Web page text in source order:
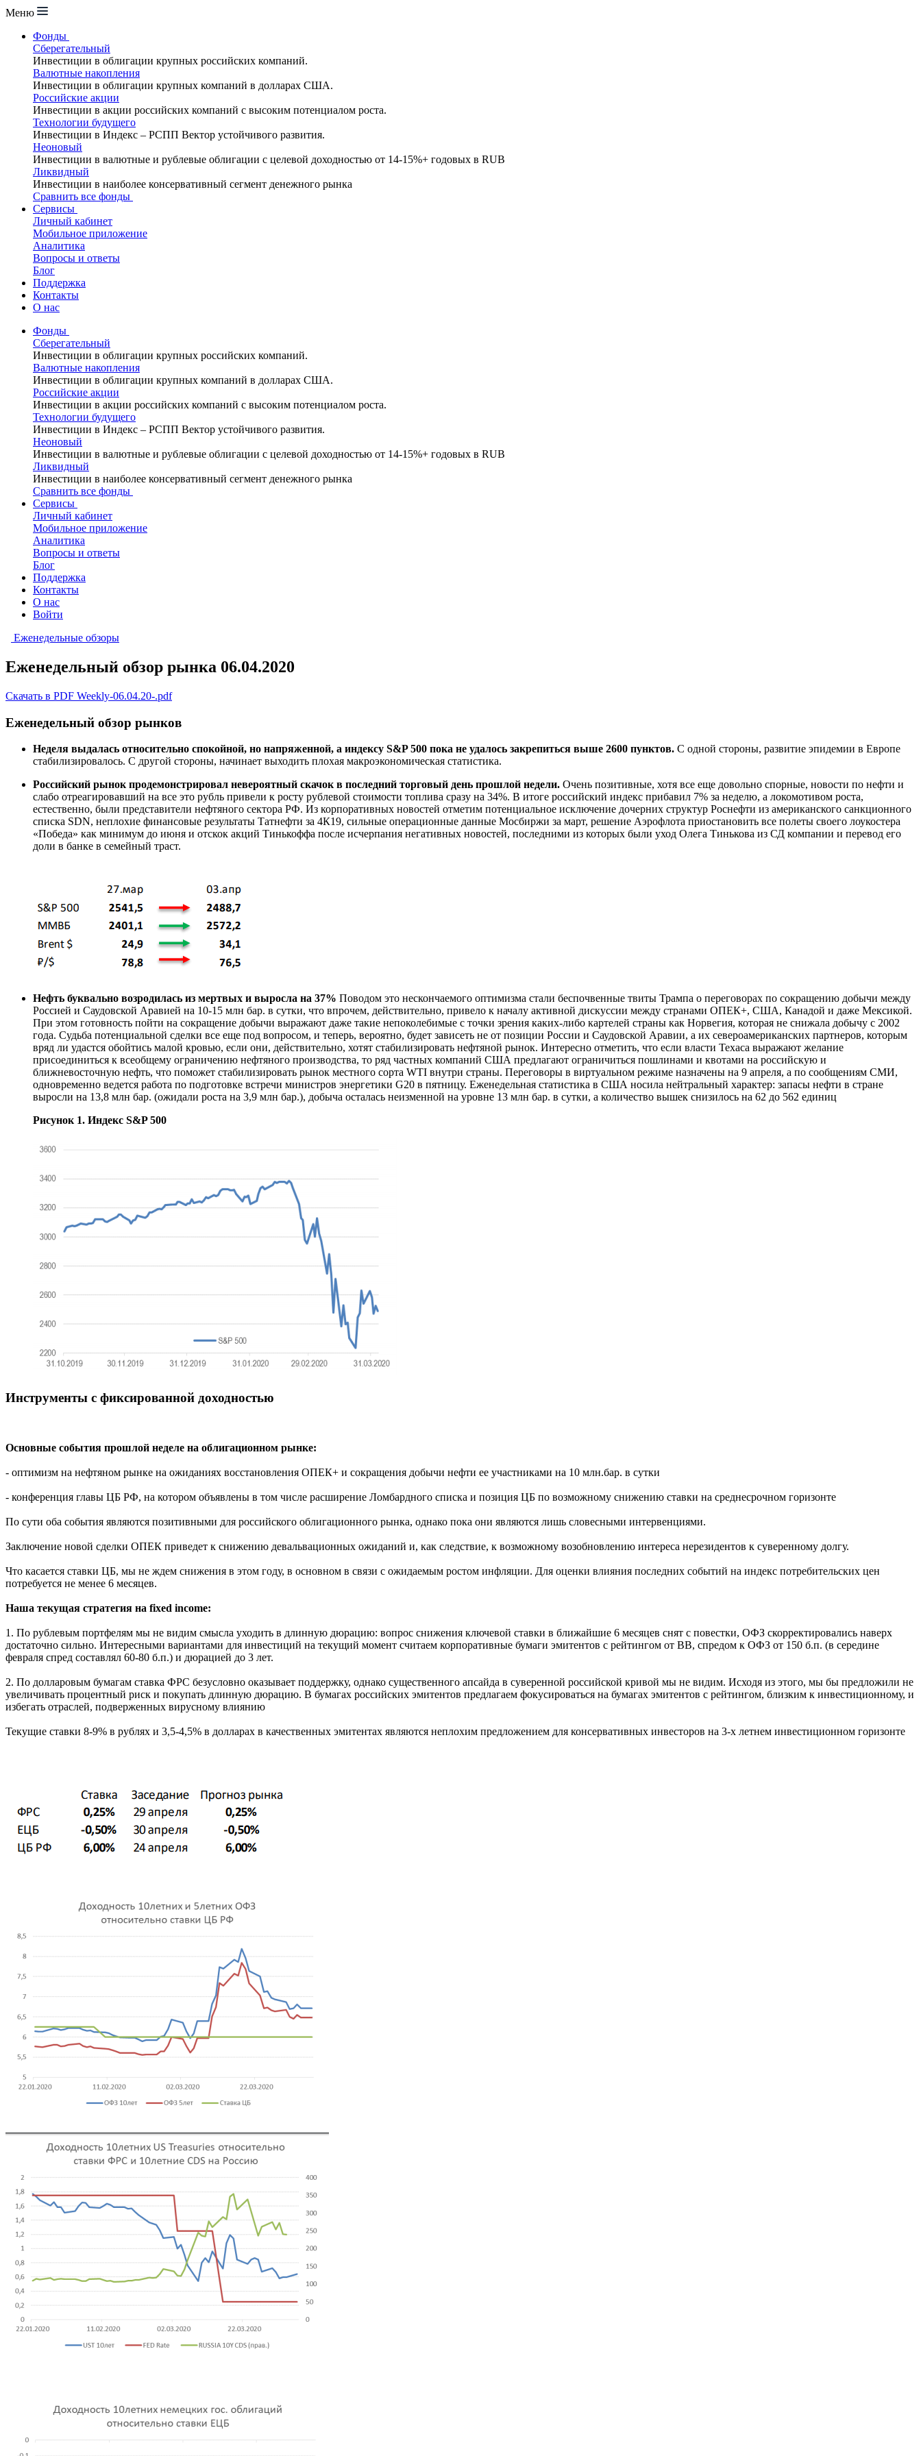
Меню
Фонды
Сберегательный
Инвестиции в облигации крупных российских компаний.
Валютные накопления
Инвестиции в облигации крупных компаний в долларах США.
Российские акции
Инвестиции в акции российских компаний с высоким потенциалом роста.
Технологии будущего
Инвестиции в Индекс – РСПП Вектор устойчивого развития.
Неоновый
Инвестиции в валютные и рублевые облигации с целевой доходностью от 14-15%+ годовых в RUB
Ликвидный
Инвестиции в наиболее консервативный сегмент денежного рынка
Сравнить все фонды
Сервисы
Личный кабинет
Мобильное приложение
Аналитика
Вопросы и ответы
Блог
Поддержка
Контакты
О нас
Фонды
Сберегательный
Инвестиции в облигации крупных российских компаний.
Валютные накопления
Инвестиции в облигации крупных компаний в долларах США.
Российские акции
Инвестиции в акции российских компаний с высоким потенциалом роста.
Технологии будущего
Инвестиции в Индекс – РСПП Вектор устойчивого развития.
Неоновый
Инвестиции в валютные и рублевые облигации с целевой доходностью от 14-15%+ годовых в RUB
Ликвидный
Инвестиции в наиболее консервативный сегмент денежного рынка
Сравнить все фонды
Сервисы
Личный кабинет
Мобильное приложение
Аналитика
Вопросы и ответы
Блог
Поддержка
Контакты
О нас
Войти
Еженедельные обзоры
Еженедельный обзор рынка 06.04.2020
Скачать в PDF Weekly-06.04.20-.pdf
Еженедельный обзор рынков
Неделя выдалась относительно спокойной, но напряженной, а индексу S&P 500 пока не удалось закрепиться выше 2600 пунктов. С одной стороны, развитие эпидемии в Европе
стабилизировалось. С другой стороны, начинает выходить плохая макроэкономическая статистика.
Российский рынок продемонстрировал невероятный скачок в последний торговый день прошлой недели. Очень позитивные, хотя все еще довольно спорные, новости по нефти и
слабо отреагировавший на все это рубль привели к росту рублевой стоимости топлива сразу на 34%. В итоге российский индекс прибавил 7% за неделю, а локомотивом роста,
естественно, были представители нефтяного сектора РФ. Из корпоративных новостей отметим потенциальное исключение дочерних структур Роснефти из американского санкционного
списка SDN, неплохие финансовые результаты Татнефти за 4К19, сильные операционные данные Мосбиржи за март, решение Аэрофлота приостановить все полеты своего лоукостера
«Победа» как минимум до июня и отскок акций Тинькоффа после исчерпания негативных новостей, последними из которых были уход Олега Тинькова из СД компании и перевод его
доли в банке в семейный траст.
Нефть буквально возродилась из мертвых и выросла на 37% Поводом это нескончаемого оптимизма стали беспочвенные твиты Трампа о переговорах по сокращению добычи между
Россией и Саудовской Аравией на 10-15 млн бар. в сутки, что впрочем, действительно, привело к началу активной дискуссии между странами ОПЕК+, США, Канадой и даже Мексикой.
При этом готовность пойти на сокращение добычи выражают даже такие непоколебимые с точки зрения каких-либо картелей страны как Норвегия, которая не снижала добычу с 2002
года. Судьба потенциальной сделки все еще под вопросом, и теперь, вероятно, будет зависеть не от позиции России и Саудовской Аравии, а их североамериканских партнеров, которым
вряд ли удастся обойтись малой кровью, если они, действительно, хотят стабилизировать нефтяной рынок. Интересно отметить, что если власти Техаса выражают желание
присоединиться к всеобщему ограничению нефтяного производства, то ряд частных компаний США предлагают ограничиться пошлинами и квотами на российскую и
ближневосточную нефть, что поможет стабилизировать рынок местного сорта WTI внутри страны. Переговоры в виртуальном режиме назначены на 9 апреля, а по сообщениям СМИ,
одновременно ведется работа по подготовке встречи министров энергетики G20 в пятницу. Еженедельная статистика в США носила нейтральный характер: запасы нефти в стране
выросли на 13,8 млн бар. (ожидали роста на 3,9 млн бар.), добыча осталась неизменной на уровне 13 млн бар. в сутки, а количество вышек снизилось на 62 до 562 единиц
Рисунок 1. Индекс S&P 500
Инструменты с фиксированной доходностью
Основные события прошлой неделе на облигационном рынке:
- оптимизм на нефтяном рынке на ожиданиях восстановления ОПЕК+ и сокращения добычи нефти ее участниками на 10 млн.бар. в сутки
- конференция главы ЦБ РФ, на котором объявлены в том числе расширение Ломбардного списка и позиция ЦБ по возможному снижению ставки на среднесрочном горизонте
По сути оба события являются позитивными для российского облигационного рынка, однако пока они являются лишь словесными интервенциями.
Заключение новой сделки ОПЕК приведет к снижению девальвационных ожиданий и, как следствие, к возможному возобновлению интереса нерезидентов к суверенному долгу.
Что касается ставки ЦБ, мы не ждем снижения в этом году, в основном в связи с ожидаемым ростом инфляции. Для оценки влияния последних событий на индекс потребительских цен
потребуется не менее 6 месяцев.
Наша текущая стратегия на fixed income:
1. По рублевым портфелям мы не видим смысла уходить в длинную дюрацию: вопрос снижения ключевой ставки в ближайшие 6 месяцев снят с повестки, ОФЗ скорректировались наверх
достаточно сильно. Интересными вариантами для инвестиций на текущий момент считаем корпоративные бумаги эмитентов с рейтингом от BB, спредом к ОФЗ от 150 б.п. (в середине
февраля спред составлял 60-80 б.п.) и дюрацией до 3 лет.
2. По долларовым бумагам ставка ФРС безусловно оказывает поддержку, однако существенного апсайда в суверенной российской кривой мы не видим. Исходя из этого, мы бы предложили не
увеличивать процентный риск и покупать длинную дюрацию. В бумагах российских эмитентов предлагаем фокусироваться на бумагах эмитентов с рейтингом, близким к инвестиционному, и
избегать отраслей, подверженных вирусному влиянию
Текущие ставки 8-9% в рублях и 3,5-4,5% в долларах в качественных эмитентах являются неплохим предложением для консервативных инвесторов на 3-х летнем инвестиционном горизонте